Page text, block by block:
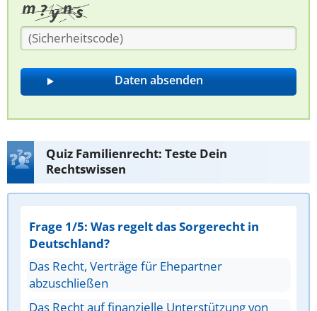
Quiz Familienrecht: Teste Dein
Rechtswissen
Frage 1/5: Was regelt das Sorgerecht in
Deutschland?
Das Recht, Verträge für Ehepartner
abzuschließen
Das Recht auf finanzielle Unterstützung von